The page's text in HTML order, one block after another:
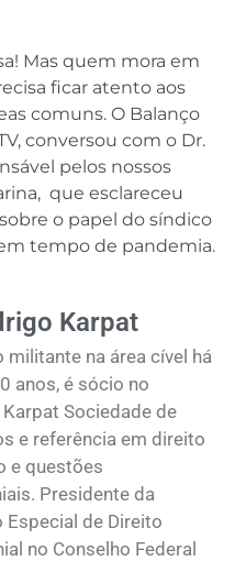
Mas quem mora em
ficar atento aos
comuns. O Balanço
conversou com o Dr.
pelos nossos
que esclareceu
o papel do síndico
tempo de pandemia.
Karpat
militante na área cível há
anos, é sócio no
Sociedade de
e referência em direito
e questões
Presidente da
Especial de Direito
no Conselho Federal